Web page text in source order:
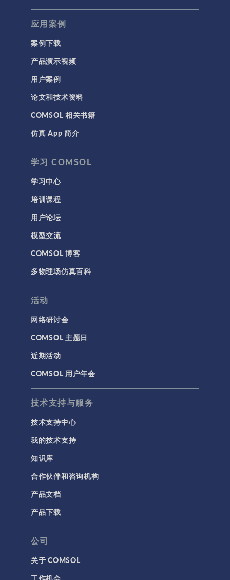
应用案例
案例下载
产品演示视频
用户案例
论文和技术资料
COMSOL 相关书籍
仿真 App 简介
学习 COMSOL
学习中心
培训课程
用户论坛
模型交流
COMSOL 博客
多物理场仿真百科
活动
网络研讨会
COMSOL 主题日
近期活动
COMSOL 用户年会
技术支持与服务
技术支持中心
我的技术支持
知识库
合作伙伴和咨询机构
产品文档
产品下载
公司
关于 COMSOL